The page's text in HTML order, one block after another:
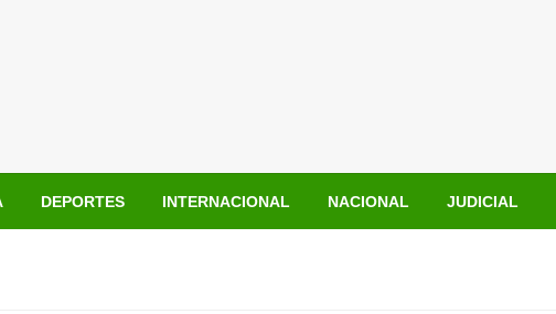
DEPORTES INTERNACIONAL NACIONAL JUDICIAL